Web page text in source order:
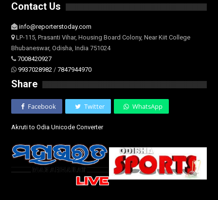
Contact Us
info@reporterstoday.com
LP-115, Prasanti Vihar, Housing Board Colony, Near Kiit College
Bhubaneswar, Odisha, India 751024
7008420927
9937028982 / 7847944970
Share
Facebook Twitter WhatsApp
Akruti to Odia Unicode Converter